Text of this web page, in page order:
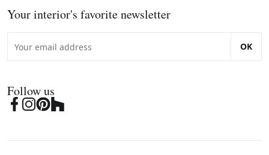
Your interior's favorite newsletter
OK
Follow us